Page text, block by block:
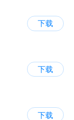
下载
下载
下载